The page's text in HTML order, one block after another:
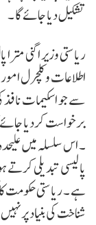
تشکیل دیا جائے گا ۔
ریاستی وزیر اگنی
اطلاعات و کلچرل
سے جو اسکیمات نافذ
برخواست کردیا
۔ اس سلسلہ میں
پالیسی تبدیلی کرتے
ہے ۔ ریاستی حکومت
شناخت کی بنیاد پر